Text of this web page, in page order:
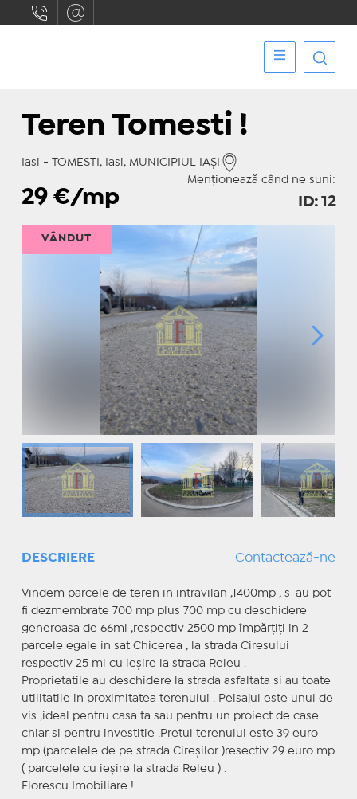
Teren Tomesti !
Iasi - TOMESTI, Iasi, MUNICIPIUL IAŞI
Menționează când ne suni:
29€/mp ID: 12
VÂNDUT
DESCRIERE Contactează-ne
Vindem parcele de teren in intravilan ,1400mp , s-au pot
fi dezmembrate 700 mp plus 700 mp cu deschidere
generoasa de 66ml ,respectiv 2500 mp împărțiți in 2
parcele egale in sat Chicerea , la strada Ciresului
respectiv 25 ml cu ieșire la strada Releu .
Proprietatile au deschidere la strada asfaltata si au toate
utilitatile in proximitatea terenului . Peisajul este unul de
vis ,ideal pentru casa ta sau pentru un proiect de case
chiar si pentru investitie .Pretul terenului este 39 euro
mp (parcelele de pe strada Cireșilor )resectiv 29 euro mp
( parcelele cu ieșire la strada Releu ) .
Florescu Imobiliare !